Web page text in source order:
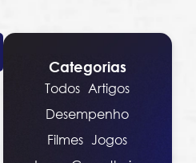
Categorias
Artigos
Desempenho
Filmes Jogos
Todos